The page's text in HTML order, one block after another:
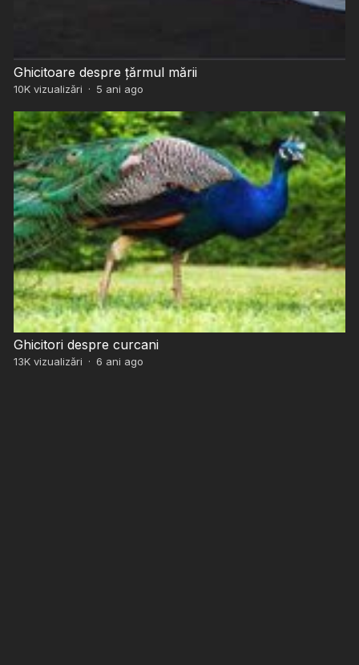
Ghicitoare despre țărmul mării
10Kvizualizări · 5 ani ago
Ghicitori despre curcani
13Kvizualizări · 6 ani ago